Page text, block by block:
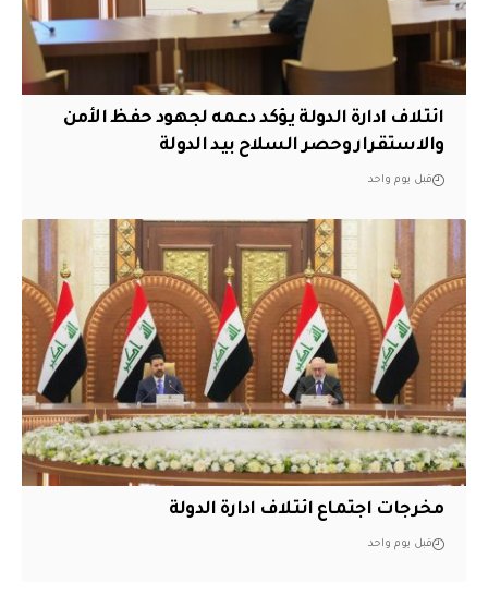
ائتلاف ادارة الدولة يؤكد دعمه لجهود حفظ الأمن
والاستقرار وحصر السلاح بيد الدولة
قبل يوم واحد
مخرجات اجتماع ائتلاف ادارة الدولة
قبل يوم واحد